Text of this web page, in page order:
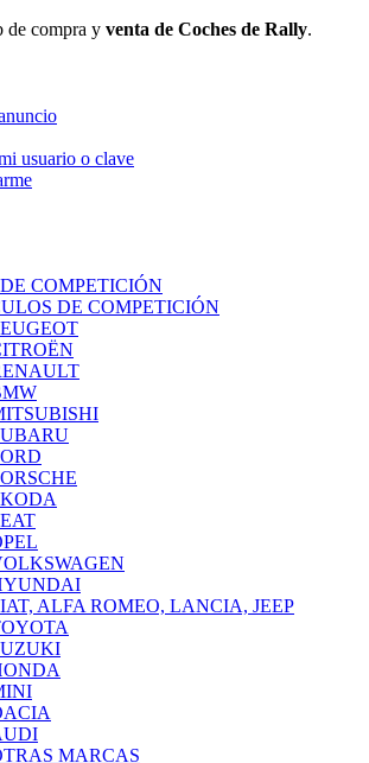
de compra y venta de Coches de Rally.
usuario o clave
COMPETICIÓN
DE COMPETICIÓN
ALFA ROMEO, LANCIA, JEEP
MARCAS